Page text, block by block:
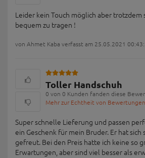
Leider kein Touch möglich aber trotzdem
bequem zu tragen !
von Ahmet Kaba verfasst am 25.05.2021
Toller Handschuh
0 von 0 Kunden fanden diese
Mehr zur Echtheit von Bewertungen
Super schnelle Lieferung und passen
ein Geschenk für mein Bruder. Er hat sich
gefreut. Bei den Preis hatte ich keine so
Erwartungen, aber sind viel besser als